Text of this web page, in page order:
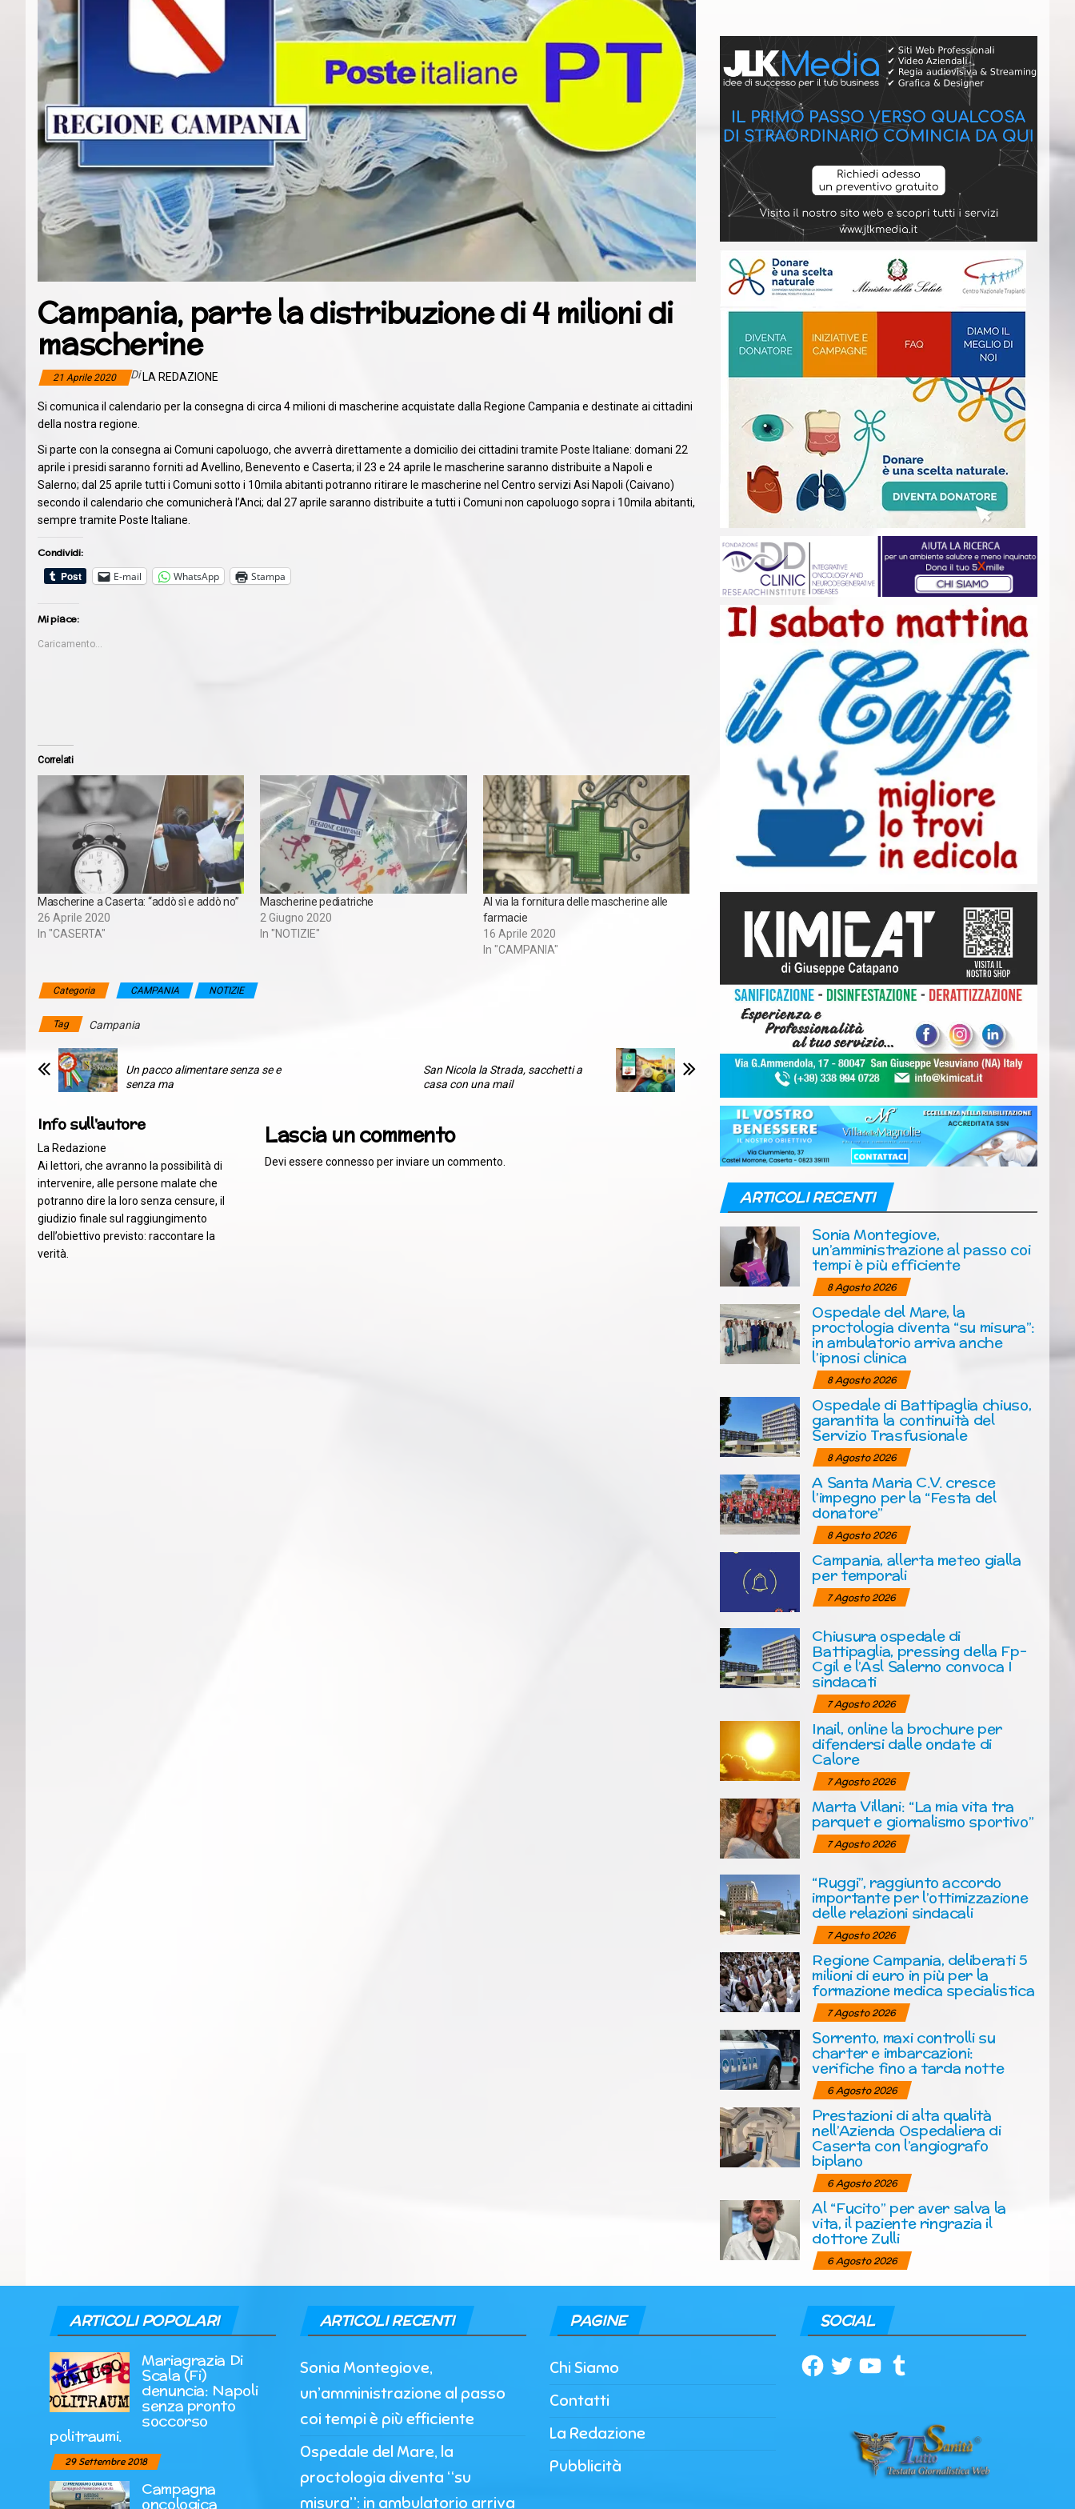
Campania, parte la distribuzione di 4 milioni di
mascherine
21 Aprile 2020 Di LA REDAZIONE
Si comunica il calendario per la consegna di circa 4 milioni di mascherine acquistate dalla Regione Campania e destinate ai cittadini
della nostra regione.
Si parte con la consegna ai Comuni capoluogo, che avverrà direttamente a domicilio dei cittadini tramite Poste Italiane: domani 22
aprile i presidi saranno forniti ad Avellino, Benevento e Caserta; il 23 e 24 aprile le mascherine saranno distribuite a Napoli e
Salerno; dal 25 aprile tutti i Comuni sotto i 10mila abitanti potranno ritirare le mascherine nel Centro servizi Asi Napoli (Caivano)
secondo il calendario che comunicherà l’Anci; dal 27 aprile saranno distribuite a tutti i Comuni non capoluogo sopra i 10mila abitanti,
sempre tramite Poste Italiane.
Condividi:
E-mail
WhatsApp Stampa
Mi piace:
Caricamento...
Correlati
Mascherine a Caserta: “addò sì e addò no”
26 Aprile 2020
In "CASERTA"
Mascherine pediatriche
2 Giugno 2020
In "NOTIZIE"
Al via la fornitura delle mascherine alle
farmacie
16 Aprile 2020
In "CAMPANIA"
Categoria CAMPANIA NOTIZIE
Tag Campania
Un pacco alimentare senza se e
senza ma
San Nicola la Strada, sacchetti a
casa con una mail
Info sull'autore
La Redazione
Ai lettori, che avranno la possibilità di
intervenire, alle persone malate che
potranno dire la loro senza censure, il
giudizio finale sul raggiungimento
dell’obiettivo previsto: raccontare la
verità.
Lascia un commento
Devi essereconnesso per inviare un commento.
ARTICOLI RECENTI
Sonia Montegiove,
un’amministrazione al passo coi
tempi è più efficiente
8 Agosto 2026
Ospedale del Mare, la
proctologia diventa “su misura”:
in ambulatorio arriva anche
l’ipnosi clinica
8 Agosto 2026
Ospedale di Battipaglia chiuso,
garantita la continuità del
Servizio Trasfusionale
8 Agosto 2026
A Santa Maria C.V. cresce
l’impegno per la “Festa del
donatore”
8 Agosto 2026
Campania, allerta meteo gialla
per temporali
7 Agosto 2026
Chiusura ospedale di
Battipaglia, pressing della Fp-
Cgil e l’Asl Salerno convoca I
sindacati
7 Agosto 2026
Inail, online la brochure per
difendersi dalle ondate di
Calore
7 Agosto 2026
Marta Villani: “La mia vita tra
parquet e giornalismo sportivo”
7 Agosto 2026
“Ruggi”, raggiunto accordo
importante per l’ottimizzazione
delle relazioni sindacali
7 Agosto 2026
Regione Campania, deliberati 5
milioni di euro in più per la
formazione medica specialistica
7 Agosto 2026
Sorrento, maxi controlli su
charter e imbarcazioni:
verifiche fino a tarda notte
6 Agosto 2026
Prestazioni di alta qualità
nell’Azienda Ospedaliera di
Caserta con l’angiografo
biplano
6 Agosto 2026
Al “Fucito” per aver salva la
vita, il paziente ringrazia il
dottore Zulli
6 Agosto 2026
ARTICOLI POPOLARI
Mariagrazia Di
Scala (Fi)
denuncia: Napoli
senza pronto
soccorso
politraumi.
29 Settembre 2018
Campagna
oncologica
ARTICOLI RECENTI
Sonia Montegiove,
un’amministrazione al passo
coi tempi è più efficiente
Ospedale del Mare, la
proctologia diventa “su
misura”: in ambulatorio arriva
PAGINE
Chi Siamo
Contatti
La Redazione
Pubblicità
SOCIAL
Facebook
TwitterYouTubeTumblr